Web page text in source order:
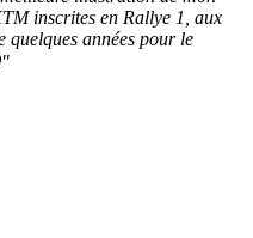
inscrites en Rallye 1, aux
quelques années pour le